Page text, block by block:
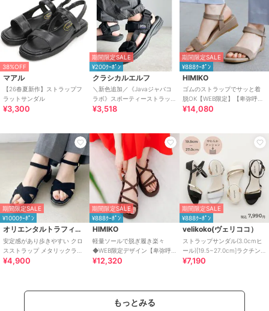
38%OFF
マアル
【26春夏新作】ストラップフ
ラットサンダル
¥3,300
期間限定SALE
¥200ｸｰﾎﾟﾝ
クラシカルエルフ
＼新色追加／《Javaジャバコ
ラボ》スポーティーストラッ
プベルクロサンダル
¥3,518
期間限定SALE
¥888ｸｰﾎﾟﾝ
HIMIKO
ゴムのストラップでサッと着
脱OK【WEB限定】【卑弥呼
26SS】ゴムストラップサンダ
¥14,080
期間限定SALE
¥1000ｸｰﾎﾟﾝ
オリエンタルトラフィック
安定感があり歩きやすい クロ
スストラップ メタリックライ
ン サンダル /55201
¥4,900
期間限定SALE
¥888ｸｰﾎﾟﾝ
HIMIKO
軽量ソールで脱ぎ履き楽々
◆WEB限定デザイン【卑弥呼
26SS】クロスストラップサン
¥12,320
期間限定SALE
¥888ｸｰﾎﾟﾝ
velikoko(ヴェリココ）
ストラップサンダル(3.0cmヒ
ール)[19.5~27.0cm]ラクチン
きれいシューズ
¥7,190
もっとみる